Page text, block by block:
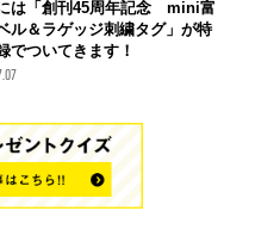
は「創刊45周年記念 mini富
ル＆ラゲッジ刺繍タグ」が特
でついてきます！